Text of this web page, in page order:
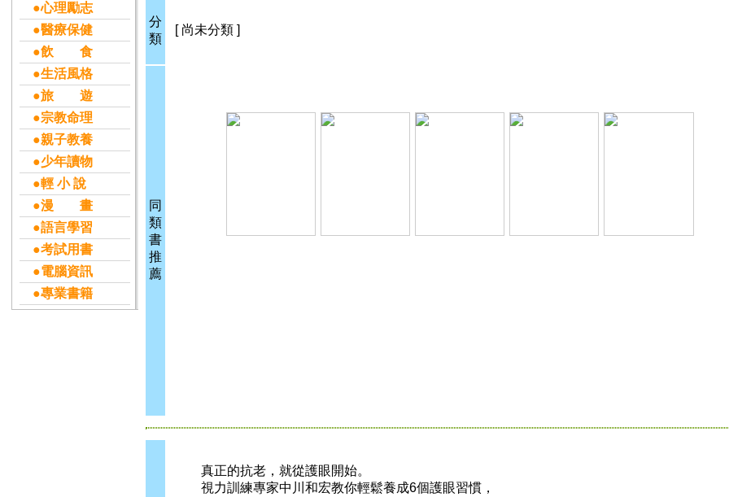
●心理勵志
●醫療保健
●飲 食
●生活風格
●旅 遊
●宗教命理
●親子教養
●少年讀物
●輕 小 說
●漫 畫
●語言學習
●考試用書
●電腦資訊
●專業書籍
分
類
[ 尚未分類 ]
同
類
書
推
薦
真正的抗老，就從護眼開始。
視力訓練專家中川和宏教你輕鬆養成6個護眼習慣，